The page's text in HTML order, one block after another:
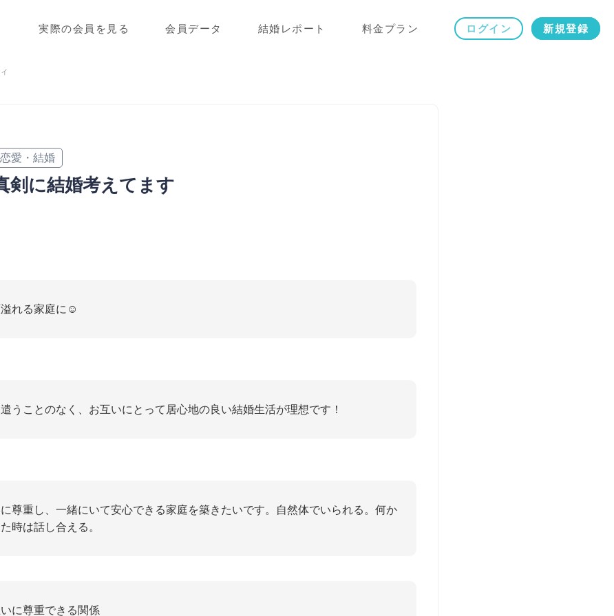
実際の会員を見る 会員データ 結婚レポート 料金プラン ログイン 新規登録
恋愛・結婚
剣に結婚考えてます
れる家庭に☺️
うことのなく、お互いにとって居心地の良い結婚生活が理想です！
尊重し、一緒にいて安心できる家庭を築きたいです。自然体でいられる。何か
時は話し合える。
に尊重できる関係